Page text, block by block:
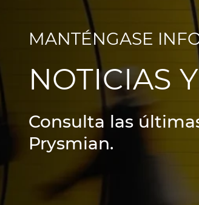
MANTÉNGASE
NOTICIAS
Consulta las
Prysmian.